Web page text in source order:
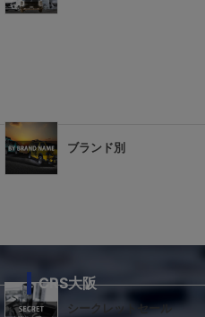
ブランド別
シークレットセール
CRS大阪